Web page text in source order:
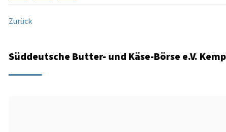
Zurück
Süddeutsche Butter- und Käse-Börse e.V.